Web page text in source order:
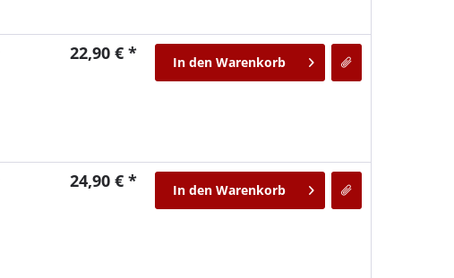
22,90 € * In den Warenkorb
24,90 € * In den Warenkorb